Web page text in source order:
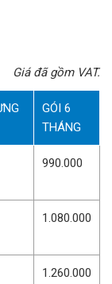
Giá đã gồm VAT.
GÓI 6
THÁNG
990.000
1.080.000
1.260.000